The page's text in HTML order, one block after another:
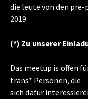
die leute von den
2019
(*) Zu unserer
Das meetup is offen
trans* Personen, die
sich dafür